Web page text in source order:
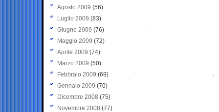
Agosto 2009 (56)
Luglio 2009 (83)
Giugno 2009 (76)
Maggio 2009 (72)
Aprile 2009 (74)
Marzo 2009 (50)
Febbraio 2009 (69)
Gennaio 2009 (70)
Dicembre 2008 (75)
Novembre 2008 (77)